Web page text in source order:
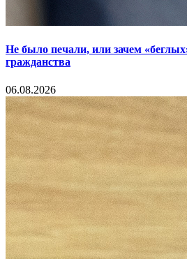
Не было печали, или зачем
гражданства
06.08.2026